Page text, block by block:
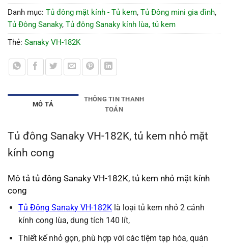
Danh mục: Tủ đông mặt kính - Tủ kem, Tủ Đông mini gia đình,
Tủ Đông Sanaky, Tủ đông Sanaky kính lùa, tủ kem
Thẻ: Sanaky VH-182K
MÔ TẢ
THÔNG TIN THANH
TOÁN
Tủ đông Sanaky VH-182K, tủ kem nhỏ mặt
kính cong
Mô tả tủ đông Sanaky VH-182K, tủ kem nhỏ mặt kính
cong
Tủ Đông Sanaky VH-182Klà loại tủ kem nhỏ 2 cánh
kính cong lùa, dung tích 140 lít,
Thiết kế nhỏ gọn, phù hợp với các tiệm tạp hóa, quán